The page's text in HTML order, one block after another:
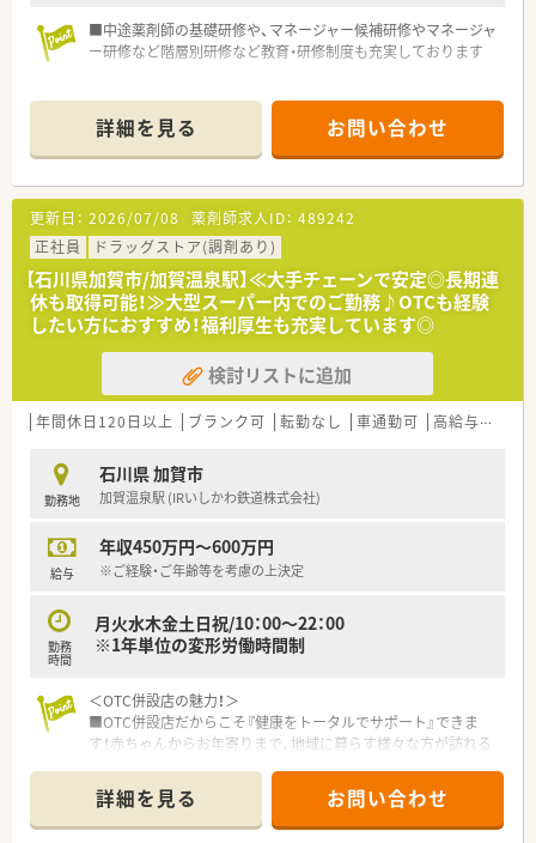
■中途薬剤師の基礎研修や、マネージャー候補研修やマネージャ
ー研修など階層別研修など教育・研修制度も充実しております
詳細を見る お問い合わせ
更新日： 2026/07/08 薬剤師求人ID： 489242
正社員
ドラッグストア(調剤あり)
【石川県加賀市/加賀温泉駅】≪大手チェーンで安定◎長期連
休も取得可能！≫大型スーパー内でのご勤務♪OTCも経験
したい方におすすめ！福利厚生も充実しています◎
検討リストに追加
年間休日120日以上 ブランク可 転勤なし 車通勤可 高給与(600万円以上)
勤務地
石川県 加賀市
加賀温泉駅 (IRいしかわ鉄道株式会社)
給与
年収450万円～600万円
※ご経験・ご年齢等を考慮の上決定
勤務
時間
月火水木金土日祝/10：00～22：00
※1年単位の変形労働時間制
＜OTC併設店の魅力！＞
■OTC併設店だからこそ『健康をトータルでサポート』できま
す！赤ちゃんからお年寄りまで、地域に暮らす様々な方が訪れる
れる環境です。
■年中無休の店舗です。大型スーパーの中に入っているので、休
憩中やお仕事終わりにお買い物もできます♪
詳細を見る お問い合わせ